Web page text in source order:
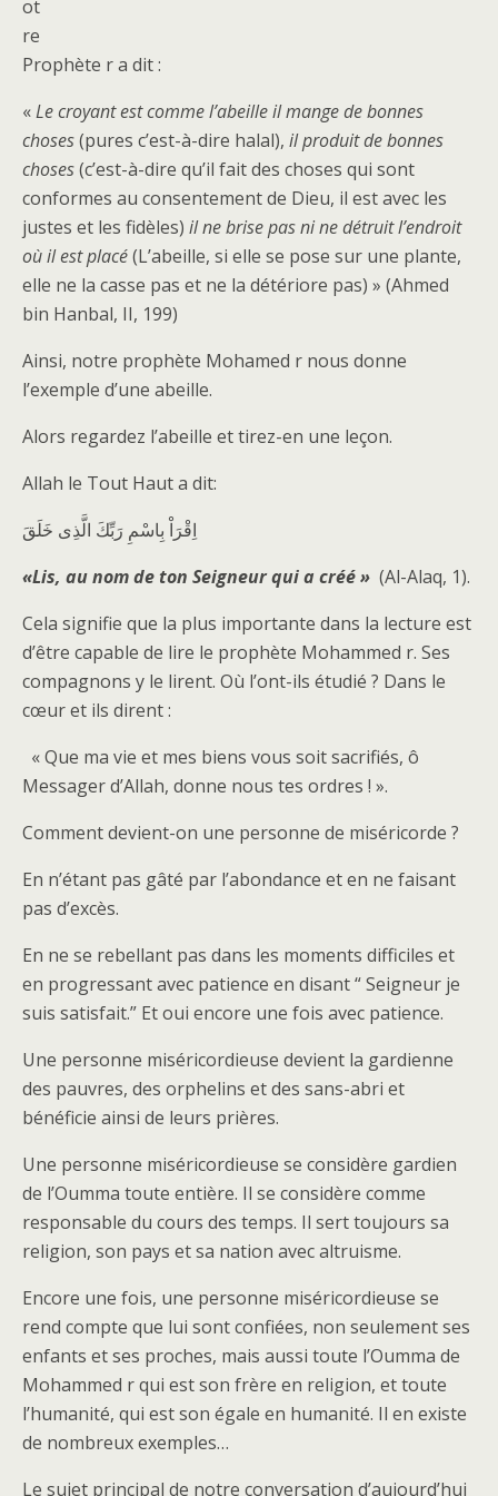
ot
re
Prophète r a dit :
«Le croyant est comme l’abeille il mange de bonnes
choses(pures c’est-à-dire halal), il produit de bonnes
choses(c’est-à-dire qu’il fait des choses qui sont
conformes au consentement de Dieu, il est avec les
justes et les fidèles) il ne brise pas ni ne détruit l’endroit
où il est placé(L’abeille, si elle se pose sur une plante,
elle ne la casse pas et ne la détériore pas) » (Ahmed
bin Hanbal, II, 199)
Ainsi, notre prophète Mohamed r nous donne
l’exemple d’une abeille.
Alors regardez l’abeille et tirez-en une leçon.
Allah le Tout Haut a dit:
اِقْرَاْ بِاسْمِ رَبِّكَ الَّذِى خَلَقَ
«Lis, au nom de ton Seigneur qui a créé » (Al-Alaq, 1).
Cela signifie que la plus importante dans la lecture est
d’être capable de lire le prophète Mohammed r. Ses
compagnons y le lirent. Où l’ont-ils étudié ? Dans le
cœur et ils dirent :
« Que ma vie et mes biens vous soit sacrifiés, ô
Messager d’Allah, donne nous tes ordres ! ».
Comment devient-on une personne de miséricorde ?
En n’étant pas gâté par l’abondance et en ne faisant
pas d’excès.
En ne se rebellant pas dans les moments difficiles et
en progressant avec patience en disant “ Seigneur je
suis satisfait.” Et oui encore une fois avec patience.
Une personne miséricordieuse devient la gardienne
des pauvres, des orphelins et des sans-abri et
bénéficie ainsi de leurs prières.
Une personne miséricordieuse se considère gardien
de l’Oumma toute entière. Il se considère comme
responsable du cours des temps. Il sert toujours sa
religion, son pays et sa nation avec altruisme.
Encore une fois, une personne miséricordieuse se
rend compte que lui sont confiées, non seulement ses
enfants et ses proches, mais aussi toute l’Oumma de
Mohammed r qui est son frère en religion, et toute
l’humanité, qui est son égale en humanité. Il en existe
de nombreux exemples…
Le sujet principal de notre conversation d’aujourd’hui